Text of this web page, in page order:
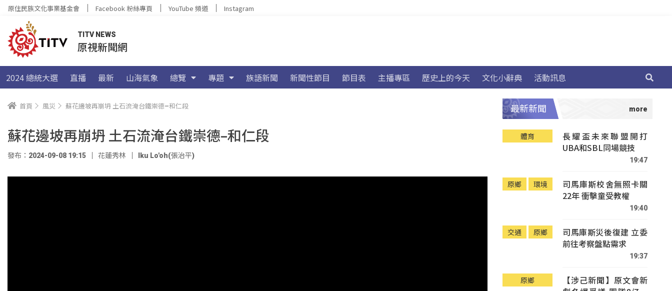
原住民族文化事業基金會 Facebook 粉絲專頁 YouTube 頻道 Instagram
TITV NEWS
原視新聞網
2024 總統大選 直播 最新 山海氣象 總覽 專題 族語新聞 新聞性節目 節目表 主播專區 歷史上的今天 文化小辭典 活動訊息
首頁 風災 蘇花邊坡再崩坍 土石流淹台鐵崇德–和仁段
蘇花邊坡再崩坍 土石流淹台鐵崇德–和仁段
發布：2024-09-08 19:15 花蓮秀林 Iku Lo'oh(張治平)
最新新聞
體育
長耀盃未來聯盟開打
UBA和SBL同場競技
19:47
原鄉 環境
司馬庫斯校舍無照卡關
22年 衝擊童受教權
19:40
交通 原鄉
司馬庫斯災後復建 立委
前往考察盤點需求
19:37
原鄉
【涉己新聞】原文會新